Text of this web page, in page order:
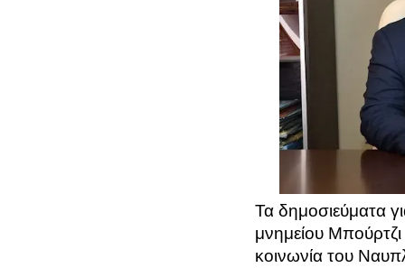
Τα δημοσιεύματα
μνημείου
κοινωνία του